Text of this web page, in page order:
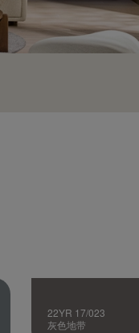
22YR 17/023
灰色地带